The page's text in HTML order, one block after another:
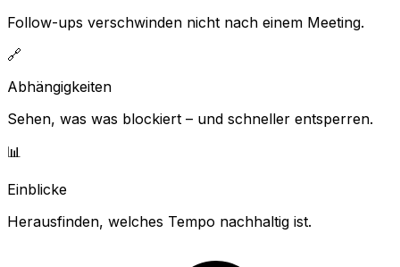
Follow-ups verschwinden nicht nach einem Meeting.
🔗
Abhängigkeiten
Sehen, was was blockiert – und schneller entsperren.
📊
Einblicke
Herausfinden, welches Tempo nachhaltig ist.